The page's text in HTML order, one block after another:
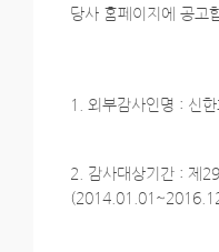
당사 홈페이지에 공고
1. 외부감사인명 : 신
2. 감사대상기간 : 제